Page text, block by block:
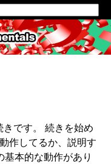
きです。 続きを始め
作してるか、説明す
基本的な動作があり